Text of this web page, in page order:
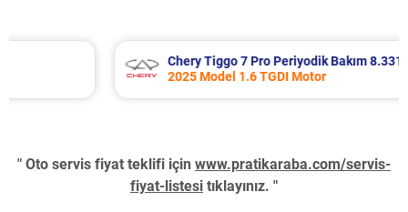
Chery Tiggo 7 Pro Periyodik Bakım 8.331 TL
2025 Model 1.6 TGDI Motor
" Oto servis fiyat teklifi için www.pratikaraba.com/servis-
fiyat-listesi tıklayınız. "